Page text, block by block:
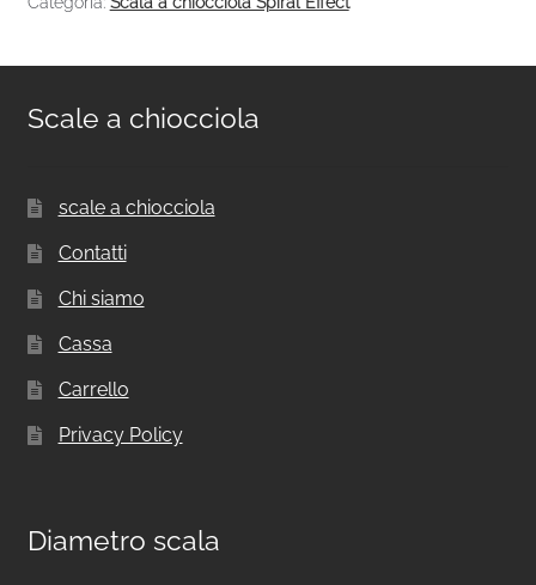
Scale a chiocciola
scale a chiocciola
Contatti
Chi siamo
Cassa
Carrello
Privacy Policy
Diametro scala